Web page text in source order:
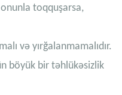
onunla toqquşarsa,
və yırğalanmamalıdır.
böyük bir təhlükəsizlik